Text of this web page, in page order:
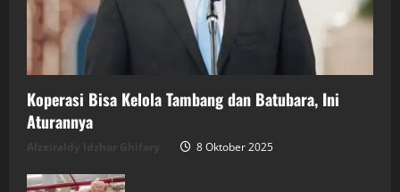
Koperasi Bisa Kelola Tambang dan Batubara, Ini
Aturannya
8 Oktober 2025